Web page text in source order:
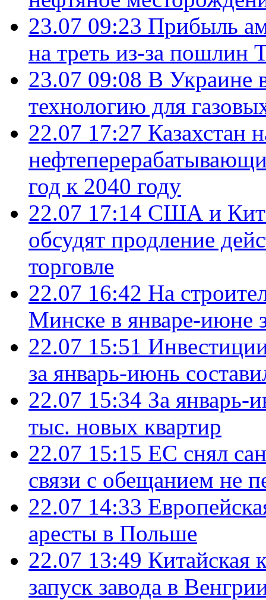
23.07 09:23 Прибыль
на треть из-за пошлин
23.07 09:08 В Украине
технологию для
22.07 17:27 Казахстан
год к 2040 году
22.07 17:14 США и
обсудят продление
торговле
22.07 16:42 На
Минске в январе-июне
22.07 15:51
за январь-июнь
22.07 15:34 За январь-
тыс. новых квартир
22.07 15:15 ЕС снял
связи с обещанием не
22.07 14:33
аресты в Польше
22.07 13:49 Китайская
запуск завода в